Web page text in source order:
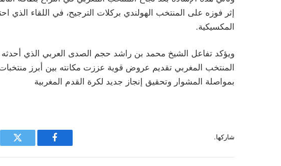
المكسيكية.
ويؤكد تفاعل الشيخ محمد بن راشد حجم الصدى العربي الذي
المنتخب المغربي تقديم عروض قوية عززت مكانته بين أبرز
بمواصلة المشوار وتحقيق إنجاز جديد لكرة القدم المغربية
شاركها.
فيسبوك تويتر